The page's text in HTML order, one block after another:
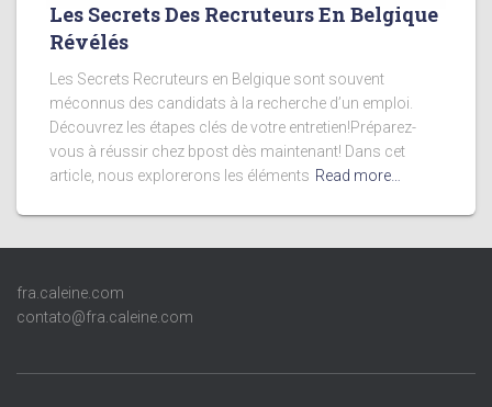
Les Secrets Des Recruteurs En Belgique
Révélés
Les Secrets Recruteurs en Belgique sont souvent
méconnus des candidats à la recherche d’un emploi.
Découvrez les étapes clés de votre entretien!Préparez-
vous à réussir chez bpost dès maintenant! Dans cet
article, nous explorerons les éléments Read more…
fra.caleine.com
contato@fra.caleine.com